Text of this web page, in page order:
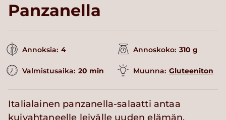
Panzanella
Annoksia: 4 Annoskoko: 310 g
Valmistusaika: 20 min Muunna: Gluteeniton
Italialainen panzanella-salaatti antaa
kuivahtaneelle leivälle uuden elämän.